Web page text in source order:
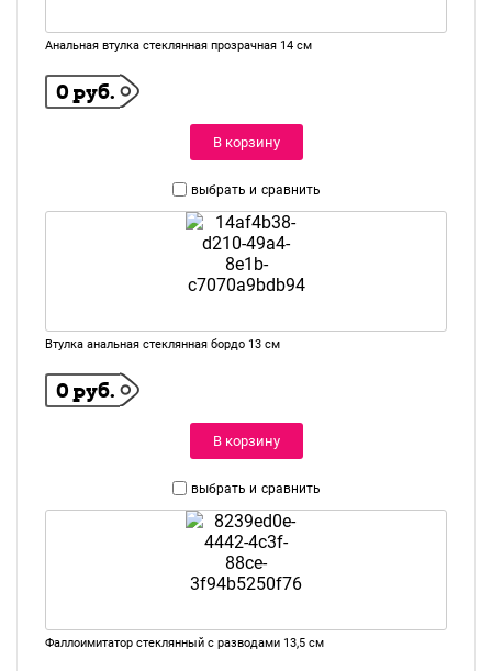
Анальная втулка стеклянная прозрачная 14 см
0 руб.
В корзину
выбрать и сравнить
Втулка анальная стеклянная бордо 13 см
0 руб.
В корзину
выбрать и сравнить
Фаллоимитатор стеклянный с разводами 13,5 см